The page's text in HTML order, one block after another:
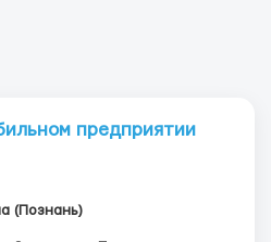
предприятии
(Познань)